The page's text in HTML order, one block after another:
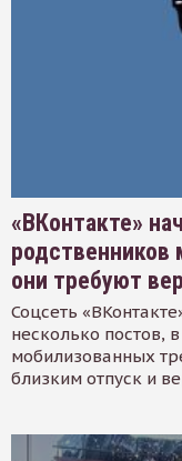
«ВКонтакте»
родственников
они требуют
Соцсеть
несколько постов,
мобилизованных
близким отпуск и